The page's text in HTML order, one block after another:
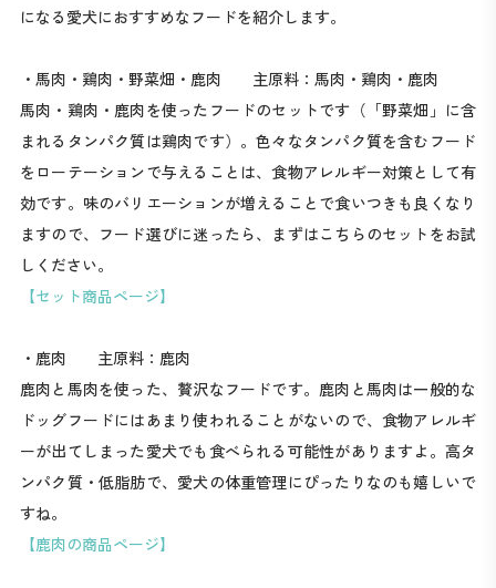
になる愛犬におすすめなフードを紹介します。
・馬肉・鶏肉・野菜畑・鹿肉 主原料：馬肉・鶏肉・鹿肉
馬肉・鶏肉・鹿肉を使ったフードのセットです（「野菜畑」に含
まれるタンパク質は鶏肉です）。色々なタンパク質を含むフード
をローテーションで与えることは、食物アレルギー対策として有
効です。味のバリエーションが増えることで食いつきも良くなり
ますので、フード選びに迷ったら、まずはこちらのセットをお試
しください。
【セット商品ページ】
・鹿肉 主原料：鹿肉
鹿肉と馬肉を使った、贅沢なフードです。鹿肉と馬肉は一般的な
ドッグフードにはあまり使われることがないので、食物アレルギ
ーが出てしまった愛犬でも食べられる可能性がありますよ。高タ
ンパク質・低脂肪で、愛犬の体重管理にぴったりなのも嬉しいで
すね。
【鹿肉の商品ページ】